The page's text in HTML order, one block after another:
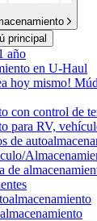
principal
año
en U-Haul
hoy mismo!
con control de
para RV,
de
de